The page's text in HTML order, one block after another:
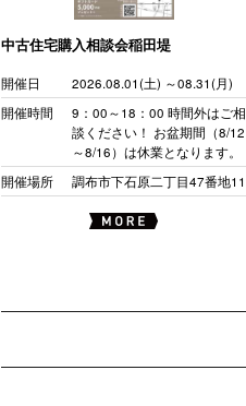
中古住宅購入相談会稲田堤
開催日
2026.08.01(土) ～08.31(月)
開催時間
9：00～18：00 時間外はご相
談ください！ お盆期間（8/12
～8/16）は休業となります。
開催場所
調布市下石原二丁目47番地11